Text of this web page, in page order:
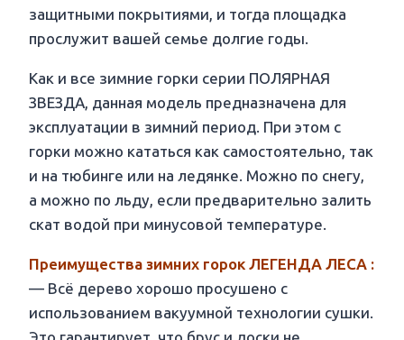
защитными покрытиями, и тогда площадка
прослужит вашей семье долгие годы.
Как и все зимние горки серии ПОЛЯРНАЯ
ЗВЕЗДА, данная модель предназначена для
эксплуатации в зимний период. При этом с
горки можно кататься как самостоятельно, так
и на тюбинге или на ледянке. Можно по снегу,
а можно по льду, если предварительно залить
скат водой при минусовой температуре.
Преимущества зимних горок ЛЕГЕНДА ЛЕСА :
— Всё дерево хорошо просушено с
использованием вакуумной технологии сушки.